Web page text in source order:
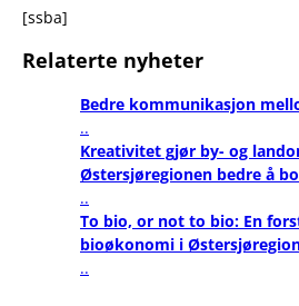
[ssba]
Relaterte nyheter
Bedre kommunikasjon
..
Kreativitet gjør by- og
Østersjøregionen bedre å
..
To bio, or not to bio: En
bioøkonomi i
..